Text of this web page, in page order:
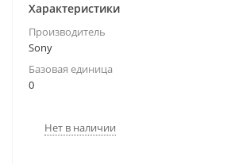
Характеристики
Производитель
Sony
Базовая единица
0
Нет в наличии